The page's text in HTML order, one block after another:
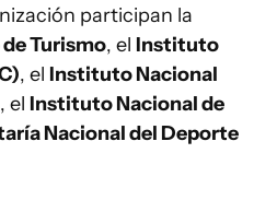
participan la
Turismo, el Instituto
, el Instituto Nacional
, el Instituto Nacional de
Nacional del Deporte